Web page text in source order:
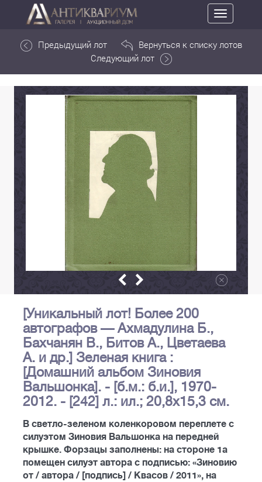
Toggle
navigation
Предыдущий лот
Вернуться к списку лотов
Следующий лот
[Уникальный лот! Более 200
автографов — Ахмадулина Б.,
Бахчанян В., Битов А., Цветаева
А. и др.] Зеленая книга :
[Домашний альбом Зиновия
Вальшонка]. - [б.м.: б.и.], 1970-
2012. - [242] л.: ил.; 20,8х15,3 см.
В светло-зеленом коленкоровом переплете с
силуэтом Зиновия Вальшонка на передней
крышке. Форзацы заполнены: на стороне 1a
помещен силуэт автора с подписью: «Зиновию
от / автора / [подпись] / Квасов / 2011», на